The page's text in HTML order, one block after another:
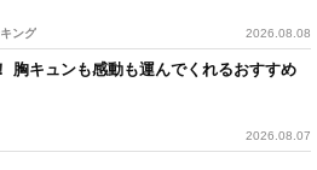
ング 2026.08.08
胸キュンも感動も運んでくれるおすすめ
2026.08.07